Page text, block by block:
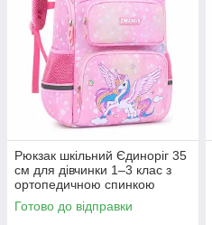
Рюкзак шкільний Єдиноріг 35
см для дівчинки 1–3 клас з
ортопедичною спинкою
Рожевий (61175)
Готово до відправки